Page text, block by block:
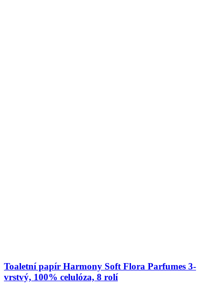
Toaletní papír Harmony Soft Flora Parfumes 3-
vrstvý, 100% celulóza, 8 rolí